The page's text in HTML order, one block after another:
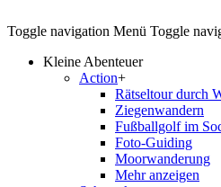
Toggle navigation Menü Toggle
Kleine Abenteuer
Action+
Rätseltour durch
Ziegenwandern
Fußballgolf im
Foto-Guiding
Moorwanderung
Mehr anzeigen